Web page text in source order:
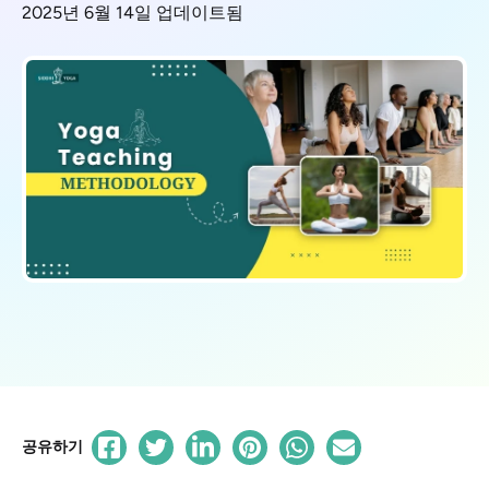
2025년 6월 14일 업데이트됨
공유하기